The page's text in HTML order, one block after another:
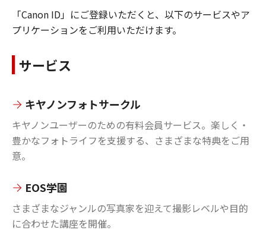
「Canon ID」にご登録いただくと、以下のサービスやア
プリケーションをご利用いただけます。
サービス
キヤノンフォトサークル
キヤノンユーザーのための有料会員サービス。楽しく・
豊かなフォトライフを支援する、さまざまな特典をご用
意。
EOS学園
さまざまなジャンルの写真家を迎えて撮影レベルや目的
に合わせた講座を開催。